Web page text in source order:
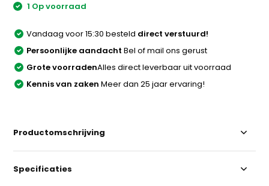
1 Op voorraad
Vandaag voor 15:30 besteld direct verstuurd!
Persoonlijke aandacht Bel of mail ons gerust
Grote voorradenAlles direct leverbaar uit voorraad
Kennis van zaken Meer dan 25 jaar ervaring!
Productomschrijving
Specificaties